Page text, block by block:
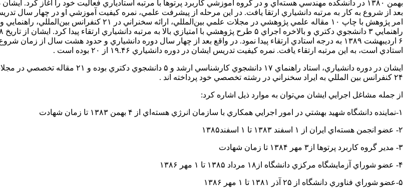
۶ اردیبهشت ۱۳۸۹ به درجه استادي ارتقاء پيدا نمود. در واقع بعد از چهار سال دوره دانشياري و حدود هشت سال از
استادي است، به اين مرتبه ارتقاء يافت. نمره كيفيت تدريس ايشان در دوره دانشياري ۱۹.۴۶ از ۲۰ بوده است .
ايشان در دوره دانشياري، استاد راهنماي ۱۷
۲۴ كنفرانس بين المللي به ايراد سخنراني در رشته تخصصي خود پرداخته اند .
از جمله مشاغل اجرايي ايشان مي‌توان به موارد ذيل اشاره کرد:
۱-نماينده دانشگاه شهيد بهشتي در امور اجرايي همكاري با سازمان انرژي هسته‌اي از ۴ بهمن ۱۳۸۳ تا زمان شهادت
۲- عضو انجمن هسته‌اي ايران از ۱ اسفند ۱۳۸۳ تا ۱ اسفند۱۳۸۵
۳- مدير گروه كاربرد پرتوها از۳ مهر ۱۳۸۴ تا زمان شهادت
۴- عضو شوراي آزمايشگاه مركزي دانشگاه از۱۸ مرداد ۱۳۸۵ تا ۱ مهر ۱۳۸۶
۵-عضو شوراي فناوري دانشگاه از ۲۵ آذر ۱۳۸۱ تا ۱ مهر ۱۳۸۶